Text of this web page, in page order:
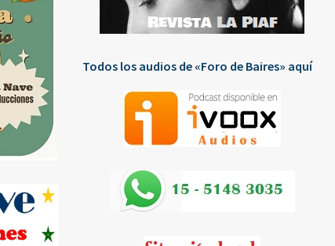
Todos los audios de «Foro de Baires» aquí